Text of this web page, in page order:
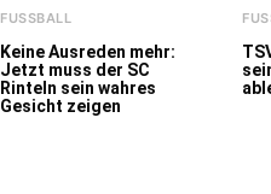
FUSSBALL
Keine Ausreden mehr:
Jetzt muss der SC
Rinteln sein wahres
Gesicht zeigen